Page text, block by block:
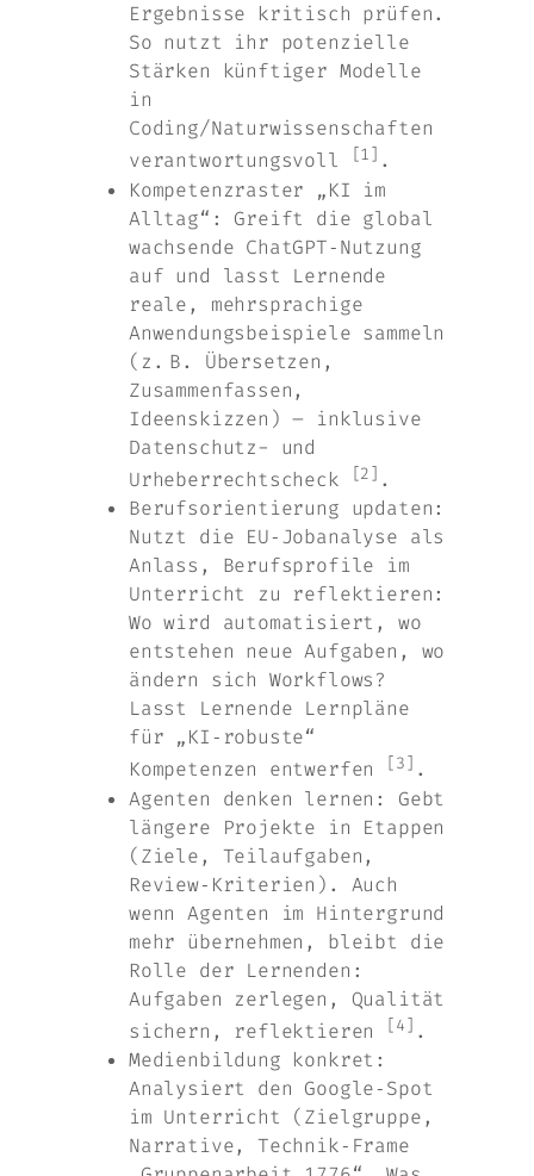
Ergebnisse kritisch prüfen.
So nutzt ihr potenzielle
Stärken künftiger Modelle
in
Coding/Naturwissenschaften
verantwortungsvoll
[1] .
Kompetenzraster „KI im
Alltag“: Greift die global
wachsende ChatGPT‑Nutzung
auf und lasst Lernende
reale, mehrsprachige
Anwendungsbeispiele sammeln
(z. B. Übersetzen,
Zusammenfassen,
Ideenskizzen) – inklusive
Datenschutz- und
Urheberrechtscheck
[2] .
Berufsorientierung updaten:
Nutzt die EU‑Jobanalyse als
Anlass, Berufsprofile im
Unterricht zu reflektieren:
Wo wird automatisiert, wo
entstehen neue Aufgaben, wo
ändern sich Workflows?
Lasst Lernende Lernpläne
für „KI‑robuste“
Kompetenzen entwerfen
[3] .
Agenten denken lernen: Gebt
längere Projekte in Etappen
(Ziele, Teilaufgaben,
Review‑Kriterien). Auch
wenn Agenten im Hintergrund
mehr übernehmen, bleibt die
Rolle der Lernenden:
Aufgaben zerlegen, Qualität
sichern, reflektieren
[4] .
Medienbildung konkret:
Analysiert den Google‑Spot
im Unterricht (Zielgruppe,
Narrative, Technik‑Frame